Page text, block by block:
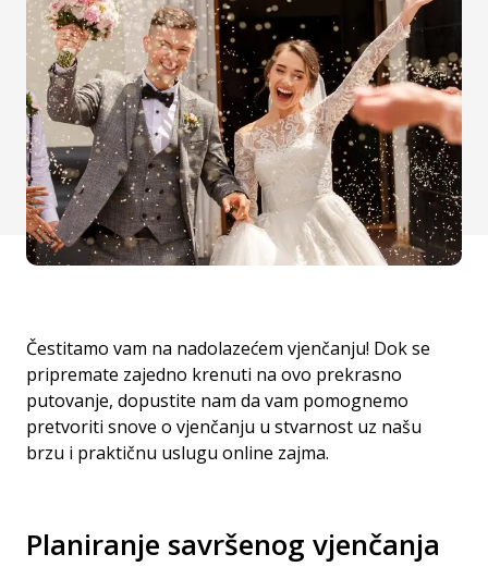
Čestitamo vam na nadolazećem vjenčanju! Dok se
pripremate zajedno krenuti na ovo prekrasno
putovanje, dopustite nam da vam pomognemo
pretvoriti snove o vjenčanju u stvarnost uz našu
brzu i praktičnu uslugu online zajma.
Planiranje savršenog vjenčanja